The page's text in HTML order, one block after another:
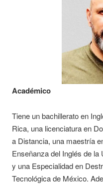
Académico
Tiene un bachillerato en
Rica, una licenciatura en
a Distancia, una maestría
Enseñanza del Inglés de
y una Especialidad en
Tecnológica de México.